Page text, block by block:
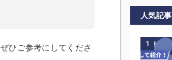
ひご参考にしてくださ
人気記事
1